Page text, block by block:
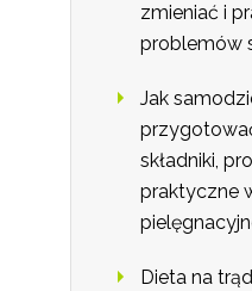
zmieniać i
problemów
Jak
składniki,
praktyczne
Dieta na